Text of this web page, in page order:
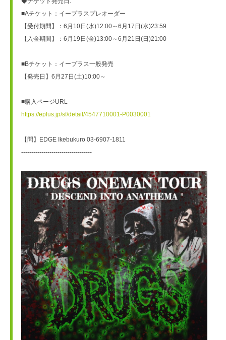
■Aチケット：イープラスプレオーダー
【受付期間】：6月10日(水)12:00～6月17日(水)23:59
【入金期間】：6月19日(金)13:00～6月21日(日)21:00
■Bチケット：イープラス一般発売
【発売日】6月27日(土)10:00～
■購入ページURL
https://eplus.jp/sf/detail/4547710001-P0030001
【問】EDGE Ikebukuro 03-6907-1811
-----------------------------------